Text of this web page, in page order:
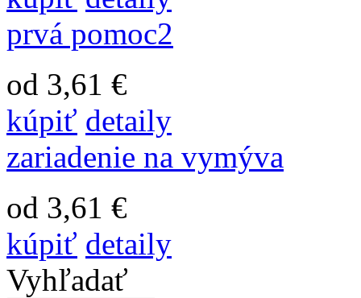
prvá pomoc2
od 3,61 €
kúpiť detaily
zariadenie na vymýva
od 3,61 €
kúpiť detaily
Vyhľadať